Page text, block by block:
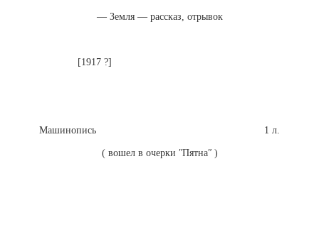
― Земля — рассказ, отрывок
[1917 ?]
Машинопись 1 л.
( вошел в очерки ʺПятнаʺ )